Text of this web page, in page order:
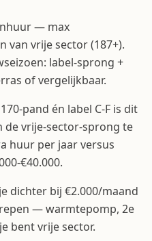
— max
van vrije sector (187+).
label-sprong +
of vergelijkbaar.
pand én label C-F is dit
vrije-sector-sprong te
huur per jaar versus
€40.000.
dichter bij €2.000/maand
— warmtepomp, 2e
bent vrije sector.